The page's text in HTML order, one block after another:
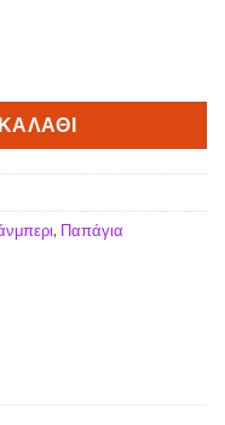
, Παπάγια